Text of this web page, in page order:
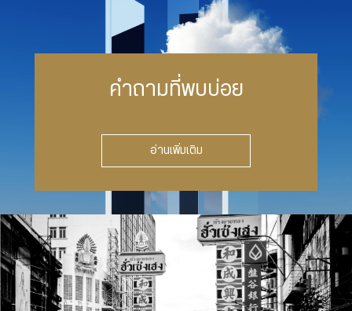
คำถามที่พบบ่อย
อ่านเพิ่มเติม